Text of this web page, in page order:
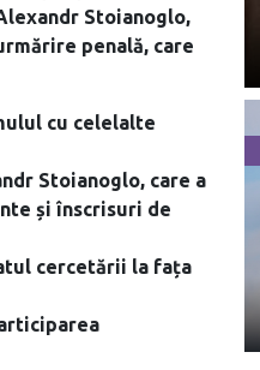
Stoianoglo,
penală, care
cu celelalte
Stoianoglo, care a
și înscrisuri de
cercetării la fața